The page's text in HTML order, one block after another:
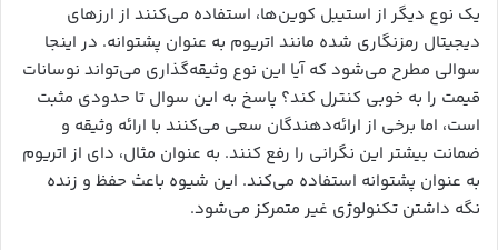
یک نوع دیگر از استیبل کوین‌ها، استفاده می‌کنند از ارزهای
دیجیتال رمزنگاری شده مانند اتریوم به عنوان پشتوانه. در اینجا
سوالی مطرح می‌شود که آیا این نوع وثیقه‌گذاری می‌تواند نوسانات
قیمت را به خوبی کنترل کند؟ پاسخ به این سوال تا حدودی مثبت
است، اما برخی از ارائه‌دهندگان سعی می‌کنند با ارائه وثیقه و
ضمانت بیشتر این نگرانی را رفع کنند. به عنوان مثال، دای از اتریوم
به عنوان پشتوانه استفاده می‌کند. این شیوه باعث حفظ و زنده
نگه داشتن تکنولوژی غیر متمرکز می‌شود.